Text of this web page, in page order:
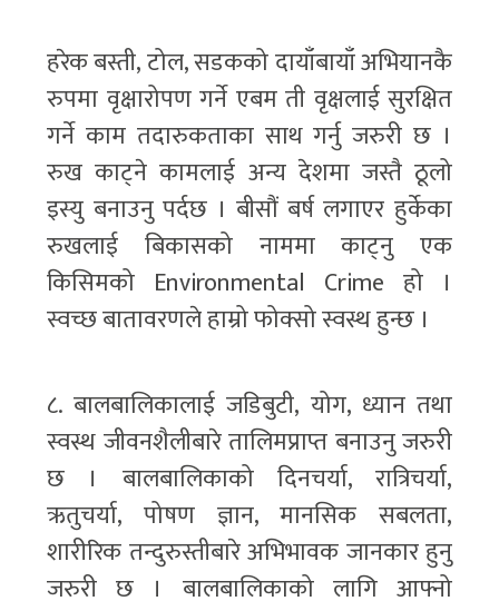
हरेक बस्ती, टोल, सडकको दायाँबायाँ अभियानकै
रुपमा वृक्षारोपण गर्ने एबम ती वृक्षलाई सुरक्षित
गर्ने काम तदारुकताका साथ गर्नु जरुरी छ ।
रुख काट्ने कामलाई अन्य देशमा जस्तै ठूलो
इस्यु बनाउनु पर्दछ । बीसौं बर्ष लगाएर हुर्केका
रुखलाई बिकासको नाममा काट्नु एक
किसिमको Environmental Crime हो ।
स्वच्छ बातावरणले हाम्रो फोक्सो स्वस्थ हुन्छ ।
८. बालबालिकालाई जडिबुटी, योग, ध्यान तथा
स्वस्थ जीवनशैलीबारे तालिमप्राप्त बनाउनु जरुरी
छ । बालबालिकाको दिनचर्या, रात्रिचर्या,
ऋतुचर्या, पोषण ज्ञान, मानसिक सबलता,
शारीरिक तन्दुरुस्तीबारे अभिभावक जानकार हुनु
जरुरी छ । बालबालिकाको लागि आफ्नो